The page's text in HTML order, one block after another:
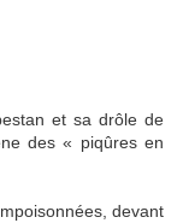
et sa drôle de
des « piqûres en
devant